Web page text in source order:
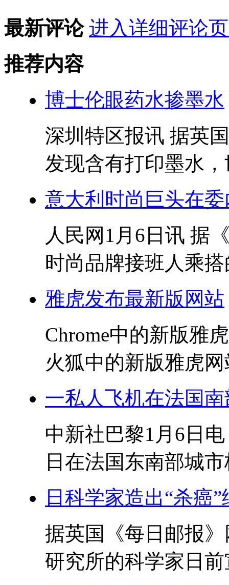
最新评论 进入详细评论
推荐内容
博士伦眼药水掺墨水
深圳特区报讯 据英
发现含有打印墨水
意大利时尚巨头在
人民网1月6日讯 据
时尚品牌接班人乘
雅虎发布最新版网站
Chrome中的新版雅
火狐中的新版雅虎
一私人飞机在法国
中新社巴黎1月6日
日在法国东南部城
日科学家造出“杀癌
据英国《每日邮报
研究所的科学家日